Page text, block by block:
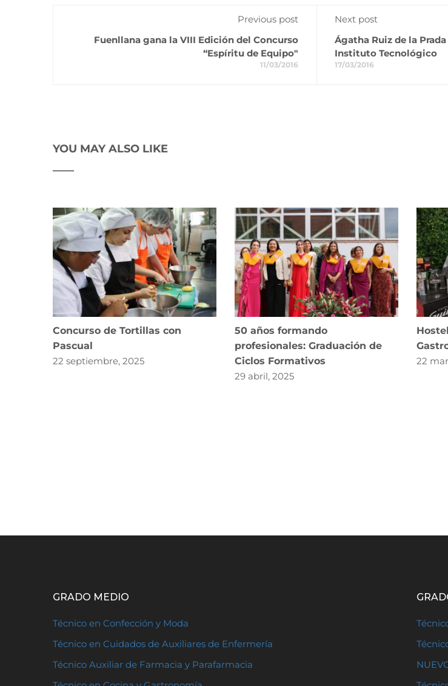
Previous post
Fuenllana gana la VIII Edición del Concurso
“Espíritu de Equipo"
11/03/2016
Next post
Ágatha Ruiz de la
Instituto Tecnológico
17/03/2016
YOU MAY ALSO LIKE
Concurso de Tortillas con
Pascual
22 septiembre, 2025
50 años formando
profesionales: Graduación de
Ciclos Formativos
29 abril, 2025
22
GRADO MEDIO
Técnico en Confección y Moda
Técnico en Cuidados de Auxiliares de Enfermería
Técnico Auxiliar de Farmacia y Parafarmacia